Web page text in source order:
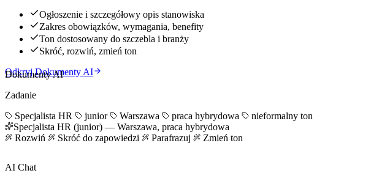
Ogłoszenie i szczegółowy opis stanowiska
Zakres obowiązków, wymagania, benefity
Ton dostosowany do szczebla i branży
Skróć, rozwiń, zmień ton
Odkryj Dokumenty AI
Dokumenty AI
Zadanie
Specjalista HR
junior Warszawa praca hybrydowa
nieformalny ton
Specjalista HR (junior) — Warszawa, praca hybrydowa
Rozwiń
Skróć do zapowiedzi Parafrazuj Zmień ton
AI Chat